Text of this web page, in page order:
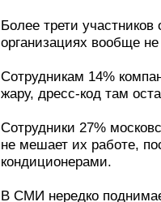
Более трети
организациях вообще
Сотрудникам 14%
жару, дресс-код там
Сотрудники 27%
не мешает их работе,
кондиционерами.
В СМИ нередко